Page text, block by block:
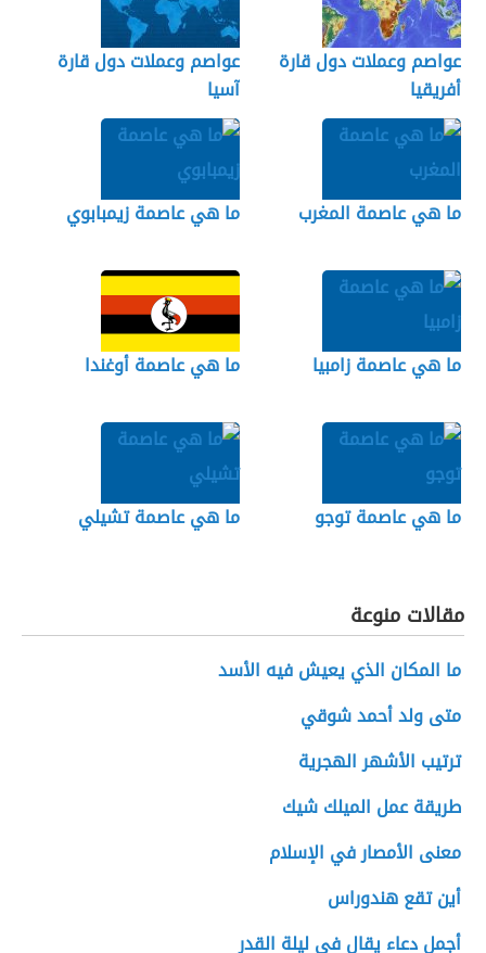
عواصم وعملات دول قارة
أفريقيا
عواصم وعملات دول قارة
آسيا
ما هي عاصمة المغرب ما هي عاصمة زيمبابوي
ما هي عاصمة زامبيا ما هي عاصمة أوغندا
ما هي عاصمة توجو ما هي عاصمة تشيلي
مقالات منوعة
ما المكان الذي يعيش فيه الأسد
متى ولد أحمد شوقي
ترتيب الأشهر الهجرية
طريقة عمل الميلك شيك
معنى الأمصار في الإسلام
أين تقع هندوراس
أجمل دعاء يقال في ليلة القدر